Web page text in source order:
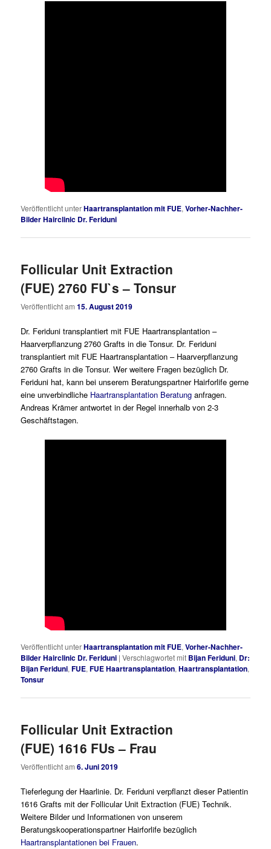
Veröffentlicht unterHaartransplantation mit FUE,Vorher-Nachher-
Bilder Hairclinic Dr. Feriduni
Follicular Unit Extraction
(FUE) 2760 FU`s – Tonsur
Veröffentlicht am15. August 2019
Dr. Feriduni transplantiert mit FUE Haartransplantation –
Haarverpflanzung 2760 Grafts in die Tonsur. Dr. Feriduni
transplantiert mit FUE Haartransplantation – Haarverpflanzung
2760 Grafts in die Tonsur. Wer weitere Fragen bezüglich Dr.
Feriduni hat, kann bei unserem Beratungspartner Hairforlife gerne
eine unverbindliche Haartransplantation Beratung anfragen.
Andreas Krämer antwortet in der Regel innerhalb von 2-3
Geschäftstagen.
Veröffentlicht unterHaartransplantation mit FUE,Vorher-Nachher-
Bilder Hairclinic Dr. Feriduni |Verschlagwortet mit Bijan Feriduni, Dr:
Bijan Feriduni,FUE,FUE Haartransplantation,Haartransplantation,
Tonsur
Follicular Unit Extraction
(FUE) 1616 FUs – Frau
Veröffentlicht am6. Juni 2019
Tieferlegung der Haarlinie. Dr. Feriduni verpflanzt dieser Patientin
1616 Grafts mit der Follicular Unit Extraction (FUE) Technik.
Weitere Bilder und Informationen von unserem
Beratungskooperationspartner Hairforlife bezüglich
Haartransplantationen bei Frauen.